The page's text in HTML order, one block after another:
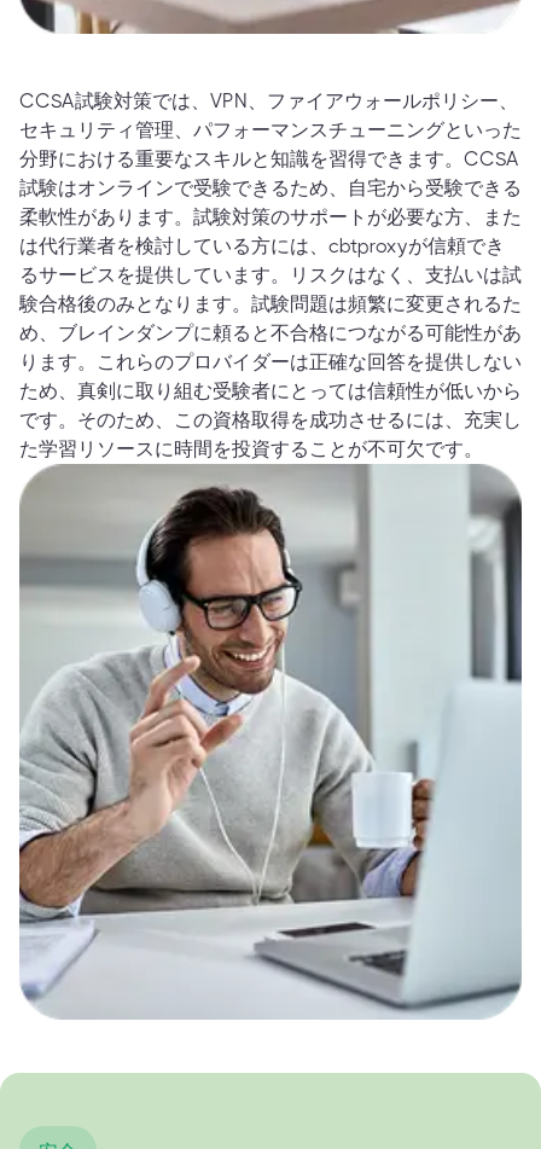
CCSA試験対策では、VPN、ファイアウォールポリシー、
セキュリティ管理、パフォーマンスチューニングといった
分野における重要なスキルと知識を習得できます。CCSA
試験はオンラインで受験できるため、自宅から受験できる
柔軟性があります。試験対策のサポートが必要な方、また
は代行業者を検討している方には、cbtproxyが信頼でき
るサービスを提供しています。リスクはなく、支払いは試
験合格後のみとなります。試験問題は頻繁に変更されるた
め、ブレインダンプに頼ると不合格につながる可能性があ
ります。これらのプロバイダーは正確な回答を提供しない
ため、真剣に取り組む受験者にとっては信頼性が低いから
です。そのため、この資格取得を成功させるには、充実し
た学習リソースに時間を投資することが不可欠です。